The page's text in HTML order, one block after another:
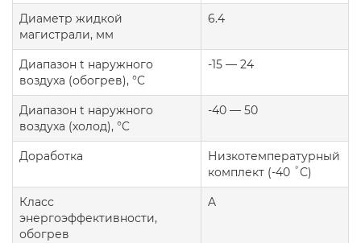
Диаметр жидкой
магистрали, мм
6.4
Диапазон t наружного
воздуха (обогрев), °C
-15 — 24
Диапазон t наружного
воздуха (холод), °C
-40 — 50
Доработка
Низкотемпературный
комплект (-40 ˚С)
Класс
энергоэффективности,
обогрев
A